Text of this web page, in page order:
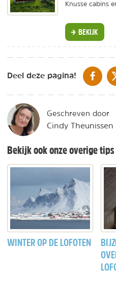
Knusse cabins
BEKIJK
Deel deze pagina! DELEN
Geschreven door
Cindy Theunissen
Bekijk ook onze overige tips
WINTER OP DE LOFOTEN